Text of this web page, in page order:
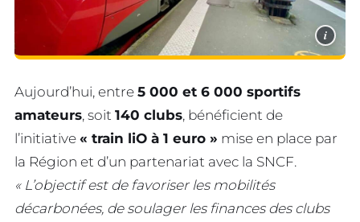
i
Aujourd’hui, entre 5 000 et 6 000 sportifs
amateurs, soit 140 clubs, bénéficient de
l’initiative « train liO à 1 euro » mise en place par
la Région et d’un partenariat avec la SNCF.
« L’objectif est de favoriser les mobilités
décarbonées, de soulager les finances des clubs